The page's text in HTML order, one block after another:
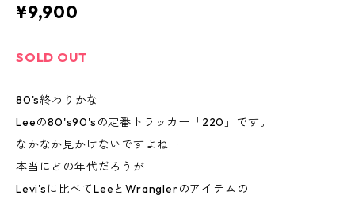
¥9,900
SOLD OUT
80's終わりかな
Leeの80's90'sの定番トラッカー「220」です。
なかなか見かけないですよねー
本当にどの年代だろうが
Levi'sに比べてLeeとWranglerのアイテムの